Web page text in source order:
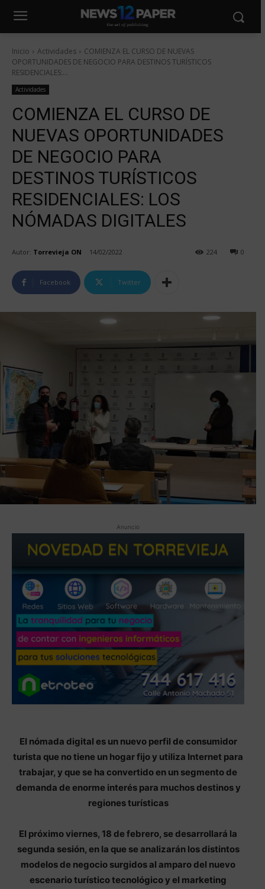
Inicio Actividades
COMIENZA EL CURSO DE NUEVAS
OPORTUNIDADES DE NEGOCIO PARA DESTINOS TURÍSTICOS
RESIDENCIALES:...
Actividades
COMIENZA EL CURSO DE
NUEVAS OPORTUNIDADES
DE NEGOCIO PARA
DESTINOS TURÍSTICOS
RESIDENCIALES: LOS
NÓMADAS DIGITALES
Autor: Torrevieja ON 14/02/2022 0
224
Facebook Twitter
Anuncio
El nómada digital es un nuevo perfil de consumidor
turista que no tiene un hogar fijo y utiliza Internet para
trabajar, y que se ha convertido en un segmento de
demanda de enorme interés para muchos destinos y
regiones turísticas
El próximo viernes, 18 de febrero, se desarrollará la
segunda sesión, en la que se analizarán los distintos
modelos de negocio surgidos al amparo del nuevo
escenario turístico tecnológico y el marketing